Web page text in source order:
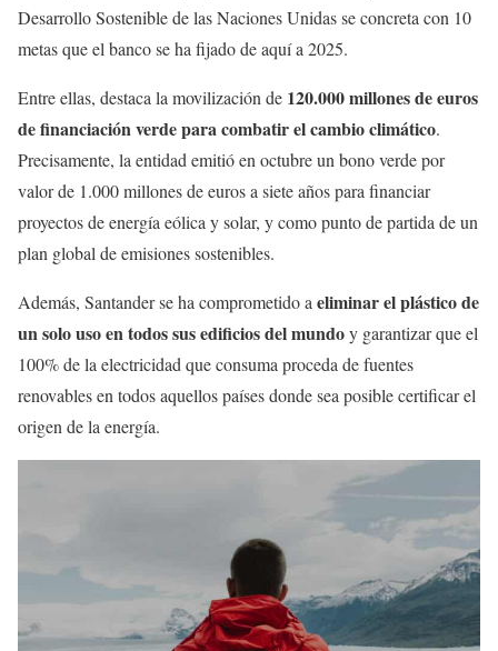
Desarrollo Sostenible de las Naciones Unidas se concreta con 10
metas que el banco se ha fijado de aquí a 2025.
Entre ellas, destaca la movilización de 120.000 millones de euros
de financiación verde para combatir el cambio climático.
Precisamente, la entidad emitió en octubre un bono verde por
valor de 1.000 millones de euros a siete años para financiar
proyectos de energía eólica y solar, y como punto de partida de un
plan global de emisiones sostenibles.
Además, Santander se ha comprometido aeliminar el plástico de
un solo uso en todos sus edificios del mundoy garantizar que el
100% de la electricidad que consuma proceda de fuentes
renovables en todos aquellos países donde sea posible certificar el
origen de la energía.